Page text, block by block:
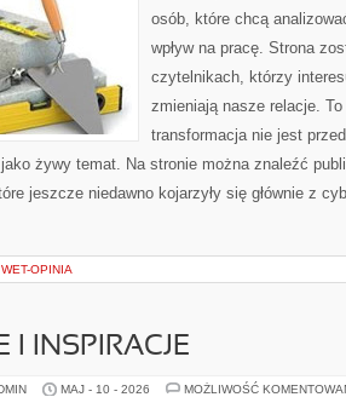
osób, które chcą
wpływ na pracę. Strona
czytelnikach, którzy
zmieniają nasze relacje.
transformacja nie jest
żywy temat. Na stronie można znaleźć
jeszcze niedawno kojarzyły się głównie z
WET-OPINIA
I INSPIRACJE
MAJ - 10 - 2026 MOŻLIWOŚĆ